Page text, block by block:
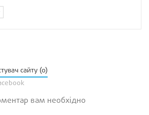
сайту (0)
вам необхідно